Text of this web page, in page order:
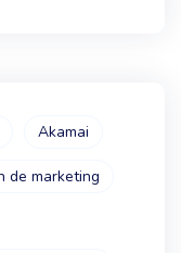
Akamai
de marketing